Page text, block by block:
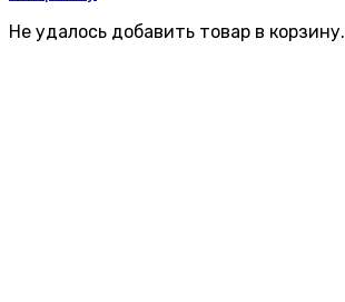
Не удалось добавить товар в корзину.